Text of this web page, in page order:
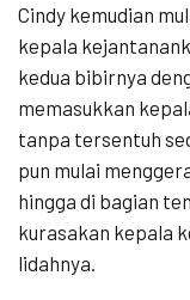
Cindy kemudian
kepala
kedua bibirnya
memasukkan
tanpa tersentuh
pun mulai
hingga di bagian
kurasakan kepala
lidahnya.